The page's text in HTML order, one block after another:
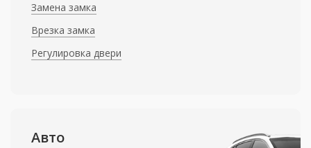
Замена замка
Врезка замка
Регулировка двери
Авто